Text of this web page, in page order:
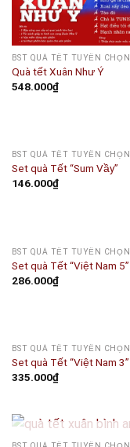
BST QUÀ TẾT TUYỂN CHỌN
Quà tết Xuân Như Ý
548.000₫
BST QUÀ TẾT TUYỂN CHỌN
Set quà Tết “Sum Vầy”
146.000₫
BST QUÀ TẾT TUYỂN CHỌN
Set quà Tết “Việt Nam 5”
286.000₫
BST QUÀ TẾT TUYỂN CHỌN
Set quà Tết “Việt Nam 3”
335.000₫